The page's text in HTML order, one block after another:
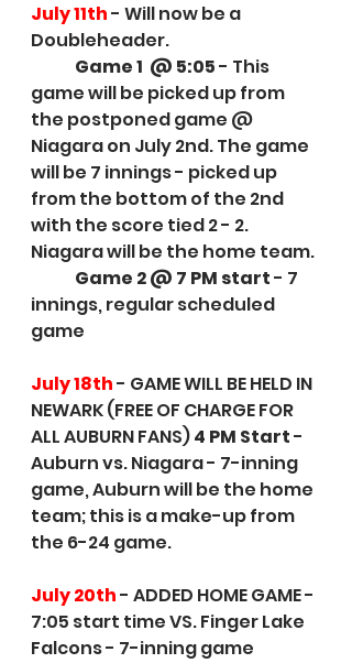
July 11th - Will now be a
Doubleheader.
Game 1  @ 5:05 - This
game will be picked up from
the postponed game @
Niagara on July 2nd. The game
will be 7 innings - picked up
from the bottom of the 2nd
with the score tied 2 - 2.
Niagara will be the home team.
Game 2 @ 7 PM start - 7
innings, regular scheduled
game
July 18th - GAME WILL BE HELD IN
NEWARK (FREE OF CHARGE FOR
ALL AUBURN FANS) 4 PM Start -
Auburn vs. Niagara - 7-inning
game, Auburn will be the home
team; this is a make-up from
the 6-24 game.
July 20th - ADDED HOME GAME -
7:05 start time VS. Finger Lake
Falcons - 7-inning game